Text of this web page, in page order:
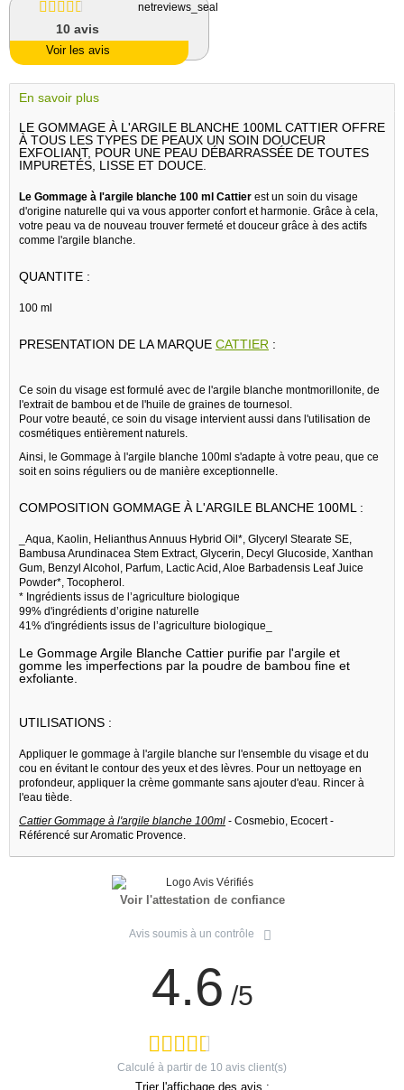
10 avis
Voir les avis
En savoir plus
LE GOMMAGE À L'ARGILE BLANCHE 100ML CATTIER OFFRE
À TOUS LES TYPES DE PEAUX UN SOIN DOUCEUR
EXFOLIANT, POUR UNE PEAU DÉBARRASSÉE DE TOUTES
IMPURETÉS, LISSE ET DOUCE.
Le Gommage à l'argile blanche 100 ml Cattier est un soin du visage
d'origine naturelle qui va vous apporter confort et harmonie. Grâce à cela,
votre peau va de nouveau trouver fermeté et douceur grâce à des actifs
comme l'argile blanche.
QUANTITE :
100 ml
PRESENTATION DE LA MARQUE CATTIER :
Ce soin du visage est formulé avec de l'argile blanche montmorillonite, de
l'extrait de bambou et de l'huile de graines de tournesol.
Pour votre beauté, ce soin du visage intervient aussi dans l'utilisation de
cosmétiques entièrement naturels.
Ainsi, le Gommage à l'argile blanche 100ml s'adapte à votre peau, que ce
soit en soins réguliers ou de manière exceptionnelle.
COMPOSITION GOMMAGE À L'ARGILE BLANCHE 100ML :
_Aqua, Kaolin, Helianthus Annuus Hybrid Oil*, Glyceryl Stearate SE,
Bambusa Arundinacea Stem Extract, Glycerin, Decyl Glucoside, Xanthan
Gum, Benzyl Alcohol, Parfum, Lactic Acid, Aloe Barbadensis Leaf Juice
Powder*, Tocopherol.
* Ingrédients issus de l’agriculture biologique
99% d'ingrédients d’origine naturelle
41% d'ingrédients issus de l’agriculture biologique_
Le Gommage Argile Blanche Cattier purifie par l'argile et
gomme les imperfections par la poudre de bambou fine et
exfoliante.
UTILISATIONS :
Appliquer le gommage à l'argile blanche sur l'ensemble du visage et du
cou en évitant le contour des yeux et des lèvres. Pour un nettoyage en
profondeur, appliquer la crème gommante sans ajouter d'eau. Rincer à
l'eau tiède.
Cattier Gommage à l'argile blanche 100ml - Cosmebio, Ecocert -
Référencé sur Aromatic Provence.
Voir l'attestation de confiance
Avis soumis à un contrôle
4.6 /5
Calculé à partir de 10 avis client(s)
Trier l'affichage des avis :